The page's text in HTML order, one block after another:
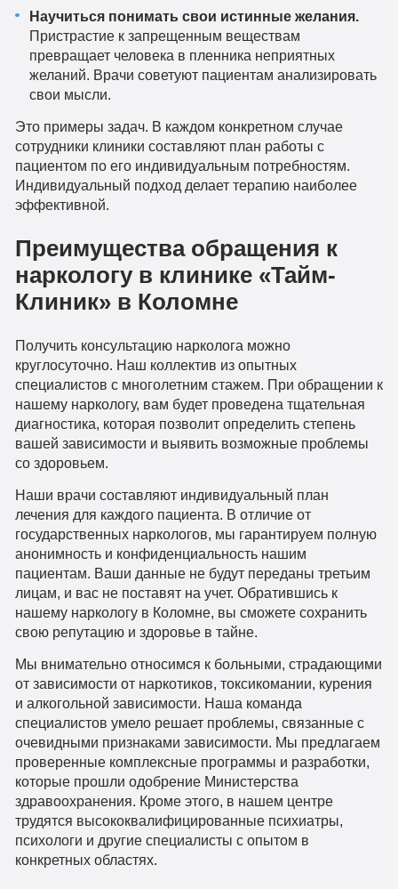
Научиться понимать свои истинные желания.
Пристрастие к запрещенным веществам
превращает человека в пленника неприятных
желаний. Врачи советуют пациентам анализировать
свои мысли.
Это примеры задач. В каждом конкретном случае
сотрудники клиники составляют план работы с
пациентом по его индивидуальным потребностям.
Индивидуальный подход делает терапию наиболее
эффективной.
Преимущества обращения к
наркологу в клинике «Тайм-
Клиник» в Коломне
Получить консультацию нарколога можно
круглосуточно. Наш коллектив из опытных
специалистов с многолетним стажем. При обращении к
нашему наркологу, вам будет проведена тщательная
диагностика, которая позволит определить степень
вашей зависимости и выявить возможные проблемы
со здоровьем.
Наши врачи составляют индивидуальный план
лечения для каждого пациента. В отличие от
государственных наркологов, мы гарантируем полную
анонимность и конфиденциальность нашим
пациентам. Ваши данные не будут переданы третьим
лицам, и вас не поставят на учет. Обратившись к
нашему наркологу в Коломне, вы сможете сохранить
свою репутацию и здоровье в тайне.
Мы внимательно относимся к больными, страдающими
от зависимости от наркотиков, токсикомании, курения
и алкогольной зависимости. Наша команда
специалистов умело решает проблемы, связанные с
очевидными признаками зависимости. Мы предлагаем
проверенные комплексные программы и разработки,
которые прошли одобрение Министерства
здравоохранения. Кроме этого, в нашем центре
трудятся высококвалифицированные психиатры,
психологи и другие специалисты с опытом в
конкретных областях.